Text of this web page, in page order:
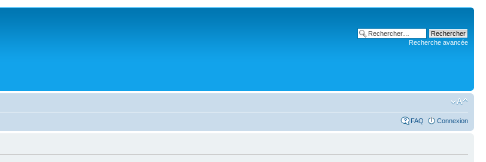
Recherche avancée
FAQ Connexion